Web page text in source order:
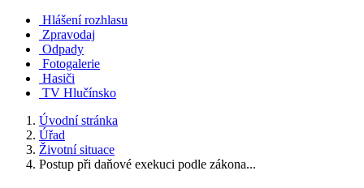
Hlášení rozhlasu
Zpravodaj
Odpady
Fotogalerie
Hasiči
TV Hlučínsko
Úvodní stránka
Úřad
Životní situace
Postup při daňové exekuci podle zákona...